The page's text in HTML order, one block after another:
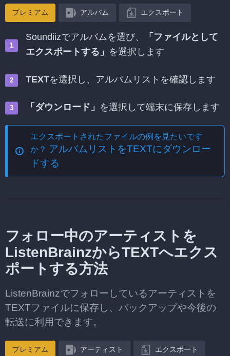
プレミアム アルバム エクスポート
Soundiizでアルバムを選び、
「ファイルとして
エクスポートする」 を選択します
TEXTを選択し、アルバムリストを確認します
「ダウンロード」 を選択して端末に保存します
エクスポートされたファイルの例を見たいです
か？ アルバムリストをTEXTにダウンロー
ドする
フォロー中のアーティストを
ListenBrainzからTEXTへエクス
ポートする方法
ListenBrainzでフォローしているアーティストを
TEXTファイルに保存し、バックアップや今後の
転送に利用できます。
プレミアム アーティスト エクスポート